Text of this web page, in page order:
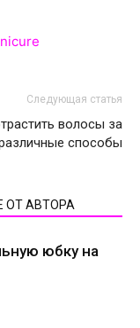
Следующая статья
волосы за
способы
ОТ АВТОРА
юбку на